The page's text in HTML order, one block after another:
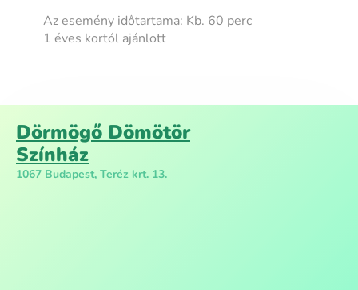
Az esemény időtartama: Kb. 60 perc
1 éves kortól ajánlott
Dörmögő Dömötör
Színház
1067 Budapest, Teréz krt. 13.